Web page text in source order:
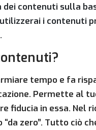
contenuti sulla
i contenuti
tempo e fa
Permette al
fiducia in essa. Nel
zero”. Tutto ciò